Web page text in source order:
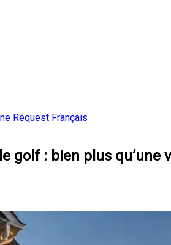
Request Français
golf : bien plus qu’une